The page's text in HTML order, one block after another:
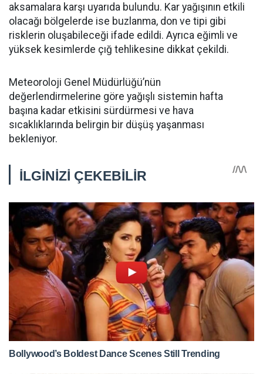
aksamalara karşı uyarıda bulundu. Kar yağışının etkili
olacağı bölgelerde ise buzlanma, don ve tipi gibi
risklerin oluşabileceği ifade edildi. Ayrıca eğimli ve
yüksek kesimlerde çığ tehlikesine dikkat çekildi.
Meteoroloji Genel Müdürlüğü’nün
değerlendirmelerine göre yağışlı sistemin hafta
başına kadar etkisini sürdürmesi ve hava
sıcaklıklarında belirgin bir düşüş yaşanması
bekleniyor.